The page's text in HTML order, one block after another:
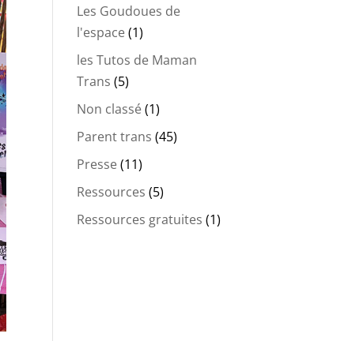
Les Goudoues de
l'espace(1)
les Tutos de Maman
Trans (5)
Non classé(1)
Parent trans (45)
Presse(11)
Ressources (5)
Ressources gratuites (1)